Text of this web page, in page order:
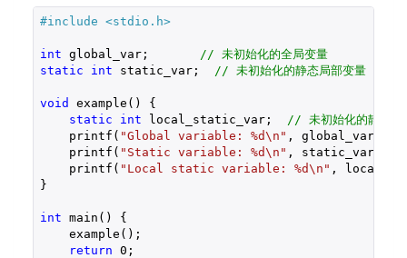
#include <stdio.h>
int global_var;
// 未初始化的全局变量
static
int static_var; // 未初始化的静态局部变量
void example() {
static
int local_static_var;
// 未初始化的静态局
    printf(
"Global variable: %d\n" ,
    printf(
"Static variable: %d\n" ,
    printf(
"Local static variable: %d\n" ,
}
int main() {
    example();
return 0 ;